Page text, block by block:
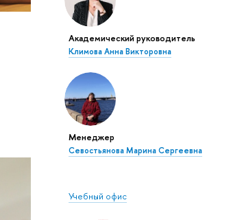
Академический руководитель
Климова Анна Викторовна
Менеджер
Севостьянова Марина Сергеевна
Учебный офис